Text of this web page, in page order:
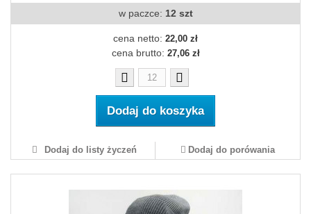
w paczce: 12 szt
cena netto: 22,00 zł
cena brutto: 27,06 zł
Dodaj do koszyka
Dodaj do listy życzeń Dodaj do porówania